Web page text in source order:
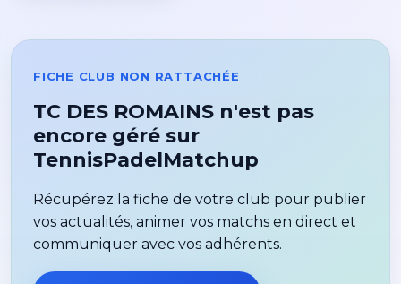
FICHE CLUB NON RATTACHÉE
TC DES ROMAINS n'est pas
encore géré sur
TennisPadelMatchup
Récupérez la fiche de votre club pour publier
vos actualités, animer vos matchs en direct et
communiquer avec vos adhérents.